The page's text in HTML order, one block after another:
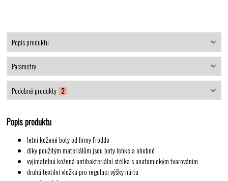
Popis produktu
Parametry
Podobné produkty 2
Popis produktu
letní kožené boty od firmy Froddo
díky použitým materiálům jsou boty lehké a ohebné
vyjímatelná kožená antibakteriální stélka s anatomickým tvarováním
druhá textilní vložka pro regulaci výšky nártu